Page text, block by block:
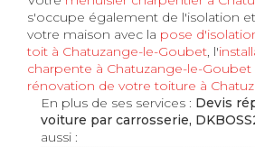
s'occupe également de l'isolation
votre maison avec la pose
toit à Chatuzange-le-Goubet, l'
charpente à Chatuzange-le-Goubet
rénovation de votre toiture à
En plus de ses services : Devis
voiture par carrosserie,
aussi :